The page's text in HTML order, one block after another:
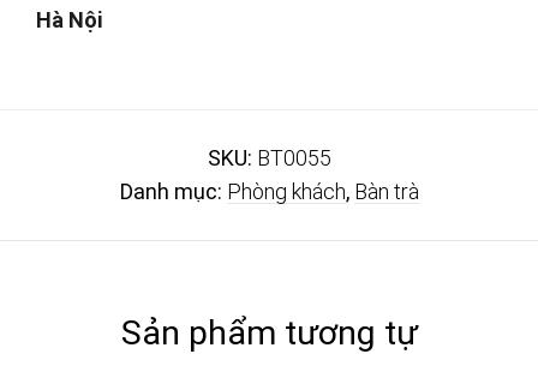
Hà Nội
SKU: BT0055
Danh mục: Phòng khách, Bàn trà
Sản phẩm tương tự